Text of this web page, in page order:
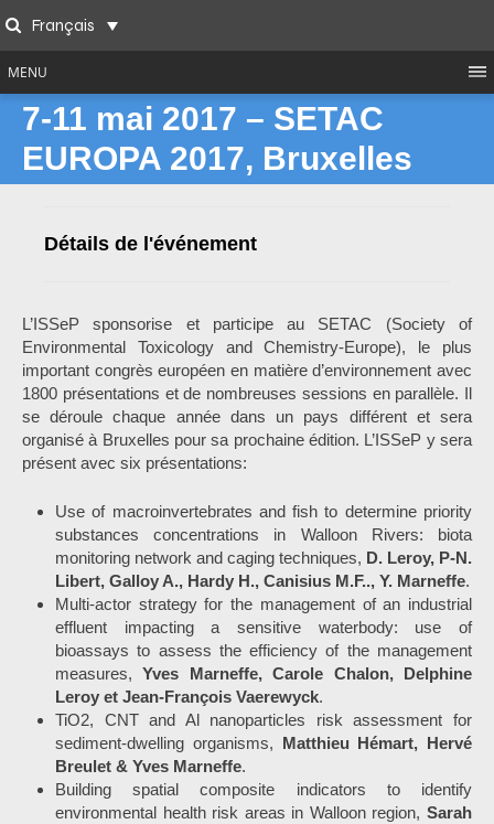
to
content
SearchFrançais
MENU
7-11 mai 2017 – SETAC
EUROPA 2017, Bruxelles
Détails de l'événement
L’ISSeP sponsorise et participe au SETAC (Society of
Environmental Toxicology and Chemistry-Europe), le
plus
important congrès européen en matière d’environnement avec
1800 présentations et de nombreuses sessions en parallèle. Il
se déroule chaque année dans un pays différent et sera
organisé à Bruxelles pour sa prochaine édition. L’ISSeP y sera
présent avec six présentations:
Use of macroinvertebrates and fish to determine priority
substances concentrations in Walloon Rivers: biota
monitoring network and caging techniques, D. Leroy, P-N.
Libert, Galloy A., Hardy H., Canisius M.F.., Y. Marneffe.
Multi-actor strategy for the management of an industrial
effluent impacting a sensitive waterbody: use of
bioassays to assess the efficiency of the management
measures, Yves Marneffe, Carole Chalon, Delphine
Leroy et Jean-François Vaerewyck.
TiO2, CNT and Al nanoparticles risk assessment for
sediment-dwelling organisms, Matthieu Hémart, Hervé
Breulet & Yves Marneffe.
Building spatial composite indicators to identify
environmental health risk areas in Walloon region, Sarah